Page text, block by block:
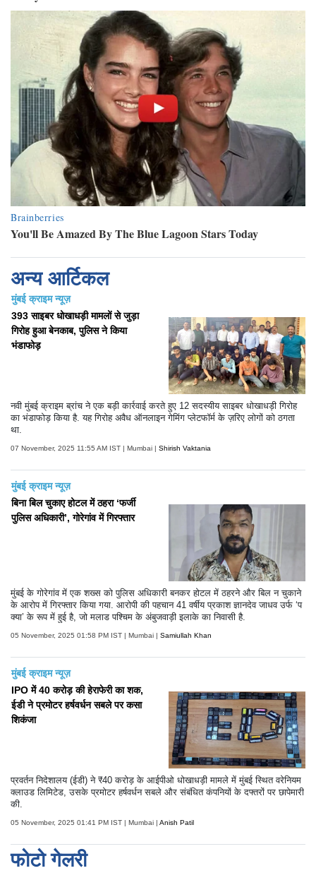
अन्य आर्टिकल
मुंबई क्राइम न्यूज़
393 साइबर धोखाधड़ी मामलों से जुड़ा
गिरोह हुआ बेनकाब, पुलिस ने किया
भंडाफोड़
नवी मुंबई क्राइम ब्रांच ने एक बड़ी कार्रवाई करते हुए 12 सदस्यीय साइबर धोखाधड़ी गिरोह
का भंडाफोड़ किया है. यह गिरोह अवैध ऑनलाइन गेमिंग प्लेटफॉर्म के ज़रिए लोगों को ठगता
था.
07 November, 2025 11:55 AM IST | Mumbai | Shirish Vaktania
मुंबई क्राइम न्यूज़
बिना बिल चुकाए होटल में ठहरा ‘फर्जी
पुलिस अधिकारी’, गोरेगांव में गिरफ्तार
मुंबई के गोरेगांव में एक शख्स को पुलिस अधिकारी बनकर होटल में ठहरने और बिल न चुकाने
के आरोप में गिरफ्तार किया गया. आरोपी की पहचान 41 वर्षीय प्रकाश ज्ञानदेव जाधव उर्फ ‘प
क्या’ के रूप में हुई है, जो मलाड पश्चिम के अंबुजवाड़ी इलाके का निवासी है.
05 November, 2025 01:58 PM IST | Mumbai | Samiullah Khan
मुंबई क्राइम न्यूज़
IPO में 40 करोड़ की हेराफेरी का शक,
ईडी ने प्रमोटर हर्षवर्धन सबले पर कसा
शिकंजा
प्रवर्तन निदेशालय (ईडी) ने ₹40 करोड़ के आईपीओ धोखाधड़ी मामले में मुंबई स्थित वरेनियम
क्लाउड लिमिटेड, उसके प्रमोटर हर्षवर्धन सबले और संबंधित कंपनियों के दफ्तरों पर छापेमारी
की.
05 November, 2025 01:41 PM IST | Mumbai | Anish Patil
फोटो गेलरी